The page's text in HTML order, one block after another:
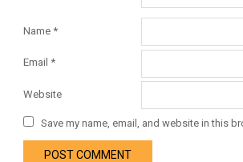
Name *
Email *
Website
Save my name, email, and website in this